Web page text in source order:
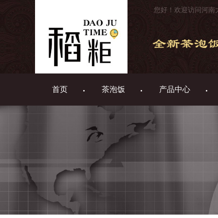
您好！欢迎访问河南
首页 茶泡饭 产品中心